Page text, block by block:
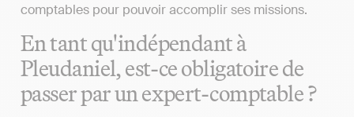
comptables pour pouvoir accomplir ses missions.
En tant qu'indépendant à
Pleudaniel, est-ce obligatoire de
passer par un expert-comptable ?